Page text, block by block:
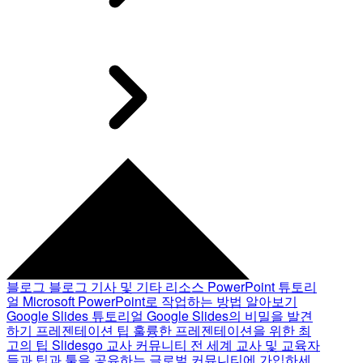
블로그 블로그 기사 및 기타 리소스 PowerPoint 튜토리
얼 Microsoft PowerPoint로 작업하는 방법 알아보기
Google Slides 튜토리얼 Google Slides의 비밀을 발견
하기 프레젠테이션 팁 훌륭한 프레젠테이션을 위한 최
고의 팁 Slidesgo 교사 커뮤니티 전 세계 교사 및 교육자